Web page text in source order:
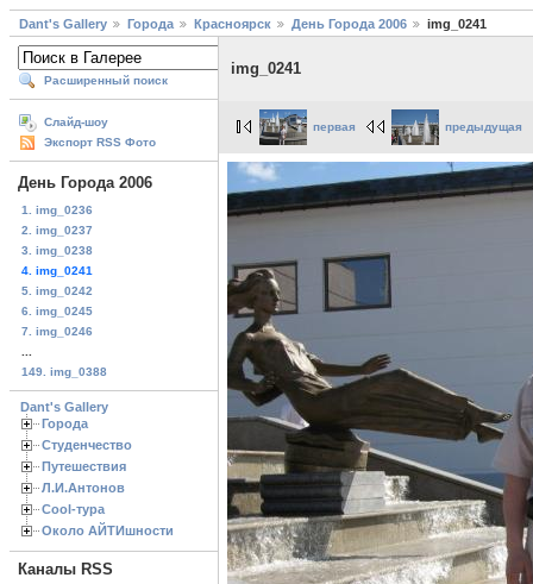
Dant's Gallery Города Красноярск День Города 2006 img_0241
Расширенный поиск
Слайд-шоу
Экспорт RSS Фото
День Города 2006
1. img_0236
2. img_0237
3. img_0238
4. img_0241
5. img_0242
6. img_0245
7. img_0246
149. img_0388
Dant's Gallery
Города
Студенчество
Путешествия
Л.И.Антонов
Cool-тура
Около АЙТИшности
Каналы RSS
img_0241
первая предыдущая